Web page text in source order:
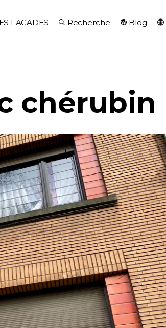
FACADES Recherche Blog
chérubin